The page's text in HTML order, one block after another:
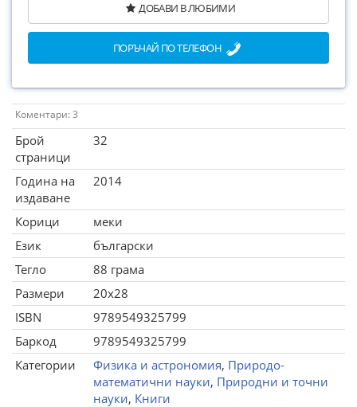
ДОБАВИ В ЛЮБИМИ
ПОРЪЧАЙ ПО ТЕЛЕФОН
Коментари: 3
Брой
страници
32
Година на
издаване
2014
Корици
меки
Език
български
Тегло
88 грама
Размери
20x28
ISBN
9789549325799
Баркод
9789549325799
Категории
Физика и астрономия, Природо-
математични науки, Природни и точни
науки, Книги